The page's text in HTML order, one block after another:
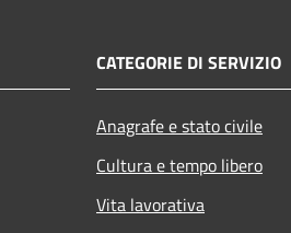
CATEGORIE DI SERVIZIO
Anagrafe e stato civile
Cultura e tempo libero
Vita lavorativa